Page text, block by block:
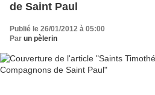
de Saint Paul
Publié le 26/01/2012 à 05:00
Par un pèlerin